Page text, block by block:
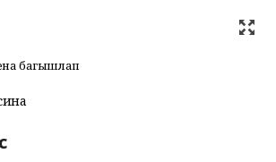
багышлап